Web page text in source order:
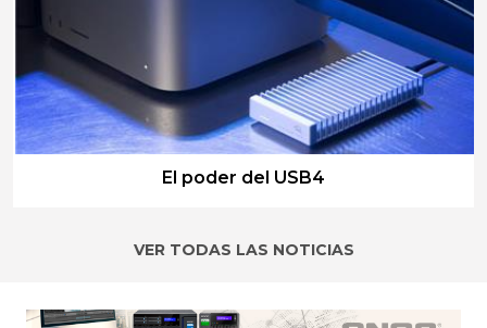
LEER MAS
El poder del USB4
VER TODAS LAS NOTICIAS